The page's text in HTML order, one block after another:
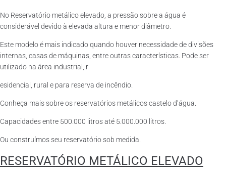
No Reservatório metálico elevado, a pressão sobre a água é
considerável devido à elevada altura e menor diâmetro.
Este modelo é mais indicado quando houver necessidade de divisões
internas, casas de máquinas, entre outras características. Pode ser
utilizado na área industrial, r
esidencial, rural e para reserva de incêndio.
Conheça mais sobre os reservatórios metálicos castelo d’água.
Capacidades entre 500.000 litros até 5.000.000 litros.
Ou construímos seu reservatório sob medida.
RESERVATÓRIO METÁLICO ELEVADO